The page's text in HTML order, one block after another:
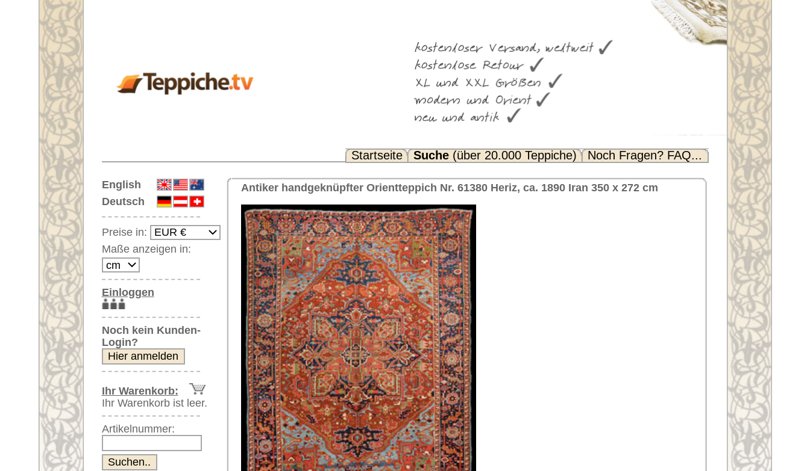
Noch Fragen? FAQ...
English
Deutsch
Preise in:
Maße anzeigen in:
Einloggen
Noch kein Kunden-
Login?
Ihr Warenkorb:
Ihr Warenkorb ist leer.
Artikelnummer:
Moderne Teppiche
Orientteppiche
Unifarben/ungemustert
Seidenteppiche
Große Teppiche
(über 300x200 cm)
Sehr große XL Teppiche
(über 400x200 cm)
Riesige XXL Teppiche
(über 600x200 cm)
Läufer / Galerien
Runde & ovale Teppiche
Antike Teppiche
Antike China Teppiche
Weitere größere Bilder (öffnen sich in neuem Fenster)
Bitte klicken Sie auf die kleinen Bilder weiter unten für Bilder in höherer Auflösung
Hauptbild zweites Gesamtbild Nahaufnahme Ecke Nahansicht Medaillon
61380
Heriz, ca. 1890